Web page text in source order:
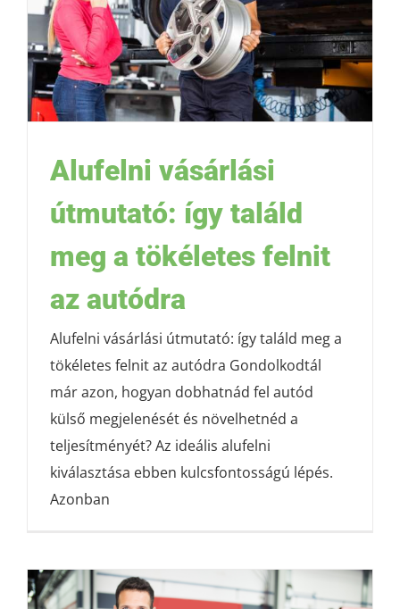
Alufelni vásárlási
útmutató: így találd
meg a tökéletes felnit
az autódra
Alufelni vásárlási útmutató: így találd meg a
tökéletes felnit az autódra Gondolkodtál
már azon, hogyan dobhatnád fel autód
külső megjelenését és növelhetnéd a
teljesítményét? Az ideális alufelni
kiválasztása ebben kulcsfontosságú lépés.
Azonban